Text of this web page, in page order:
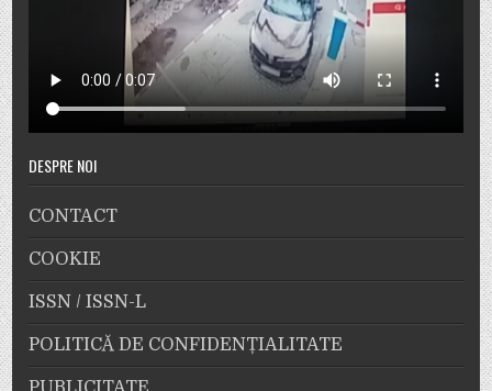
DESPRE NOI
CONTACT
COOKIE
ISSN / ISSN-L
POLITICĂ DE CONFIDENȚIALITATE